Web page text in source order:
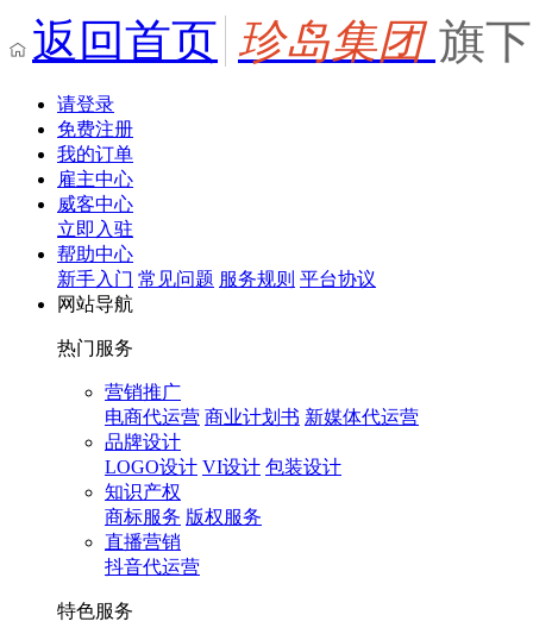
返回首页 珍岛集团 旗
请登录
免费注册
我的订单
雇主中心
威客中心
立即入驻
帮助中心
新手入门 常见问题 服务规则 平台协议
网站导航
热门服务
营销推广
电商代运营 商业计划书 新媒体代运营
品牌设计
LOGO设计 VI设计 包装设计
知识产权
商标服务 版权服务
直播营销
抖音代运营
特色服务